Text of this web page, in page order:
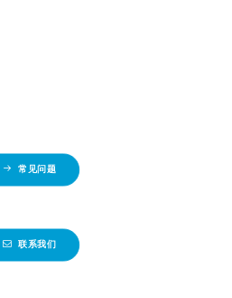
常见问题
联系我们